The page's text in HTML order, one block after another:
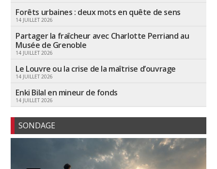
Forêts urbaines : deux mots en quête de sens
14 JUILLET 2026
Partager la fraîcheur avec Charlotte Perriand au
Musée de Grenoble
14 JUILLET 2026
Le Louvre ou la crise de la maîtrise d’ouvrage
14 JUILLET 2026
Enki Bilal en mineur de fonds
14 JUILLET 2026
SONDAGE